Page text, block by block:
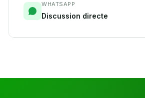
WHATSAPP
Discussion directe